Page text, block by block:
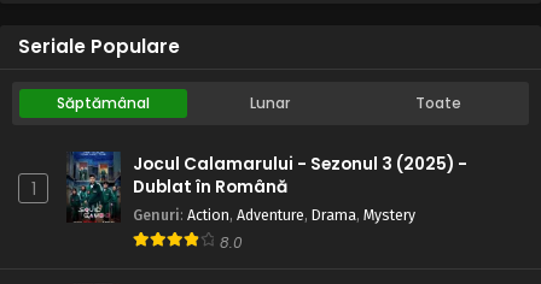
Seriale Populare
Săptămânal Lunar Toate
1
Jocul Calamarului - Sezonul 3 (2025) -
Dublat în Română
Genuri: Action, Adventure, Drama, Mystery
8.0